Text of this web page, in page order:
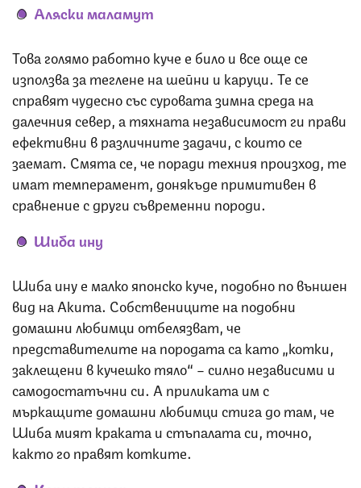
Аляски маламут
Това голямо работно куче е било и все още се
използва за теглене на шейни и каруци. Те се
справят чудесно със суровата зимна среда на
далечния север, а тяхната независимост ги прави
ефективни в различните задачи, с които се
заемат. Смята се, че поради техния произход, те
имат темперамент, донякъде примитивен в
сравнение с други съвременни породи.
Шиба ину
Шиба ину е малко японско куче, подобно по външен
вид на Акита. Собствениците на подобни
домашни любимци отбелязват, че
представителите на породата са като „котки,
заклещени в кучешко тяло“ – силно независими и
самодостатъчни си. А приликата им с
мъркащите домашни любимци стига до там, че
Шиба мият краката и стъпалата си, точно,
както го правят котките.